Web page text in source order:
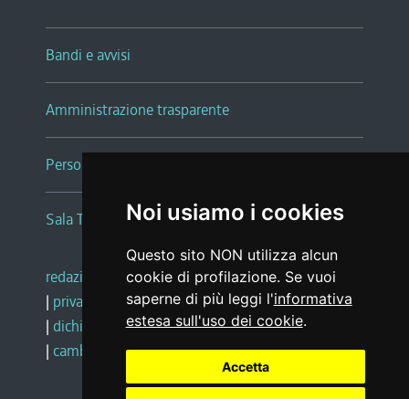
Noi usiamo i cookies
Questo sito NON utilizza alcun
cookie di profilazione. Se vuoi
saperne di più leggi l'informativa
estesa sull'uso dei cookie.
Accetta
Bandi e avvisi
Amministrazione trasparente
Persone e Uffici
Sala Tiziano Tessitori
redazione web |note legali |glossario
| privacy
social media policy
| dichiarazione di accessibilità |feedback
| cambio preferenze cookie